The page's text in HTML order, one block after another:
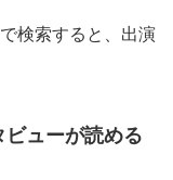
検索すると、出演
ューが読める